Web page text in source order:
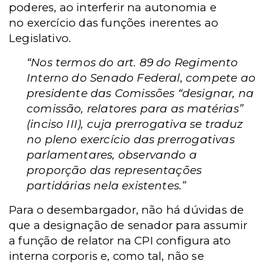
poderes, ao interferir na autonomia e
no exercício das funções inerentes ao
Legislativo.
“Nos termos do art. 89 do Regimento
Interno do Senado Federal, compete ao
presidente das Comissões “designar, na
comissão, relatores para as matérias”
(inciso III), cuja prerrogativa se traduz
no pleno exercício das prerrogativas
parlamentares, observando a
proporção das representações
partidárias nela existentes.”
Para o desembargador, não há dúvidas de
que a designação de senador para assumir
a função de relator na CPI configura ato
interna corporis e, como tal, não se